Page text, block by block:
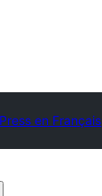
en Français